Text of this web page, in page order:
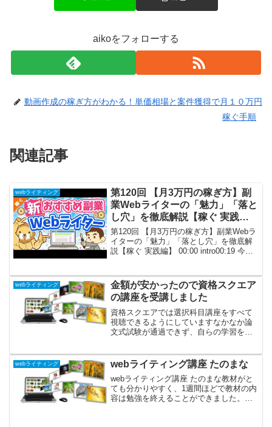
aikoをフォローする
動画作成の稼ぎ方がわかる！単価相場と案件獲得で月１０万円
稼ぐ手順
関連記事
webライティング
第120回 【月3万円の稼ぎ方】副
業Webライターの「魅力」「落と
し穴」を徹底解説【稼ぐ 実践
編】
第120回 【月3万円の稼ぎ方】副業Webラ
イターの「魅力」「落とし穴」を徹底解
説【稼ぐ 実践編】 00:00 intro00:19 今日
05:44 ​We...
webライティング
金額が安かったので資格スクエア
の講座を受講しました
資格スクエアでは選択科目講座をすべて
視聴できるようにしていますなかなか論
文式試験が通過できず、自らの学習をブ
よく勉強し合格する、これが一番良いと
ころかなと感じたとのこと...
webライティング webライティング講座 たのまな
webライティング講座 たのまな教材がと
ても分かりやすく、1週間ほどで教材の内
容は勉強を終えることができました。検